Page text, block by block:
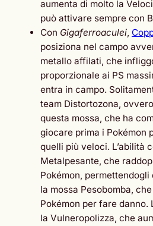
aumenta di molto la
può attivare sempre con
Con Gigaferroaculei,
posiziona nel campo
metallo affilati, che
proporzionale ai PS
entra in campo.
team Distortozona,
questa mossa, che ha
giocare prima i Pokémon
quelli più veloci. L’abilità
Metalpesante, che
Pokémon,
la mossa Pesobomba,
Pokémon per fare
la Vulneropolizza, che